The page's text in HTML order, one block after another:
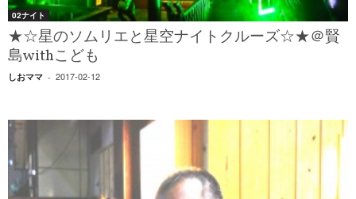
02ナイト
★☆星のソムリエと星空ナイトクルーズ☆★＠賢
島withこども
しおママ - 2017-02-12